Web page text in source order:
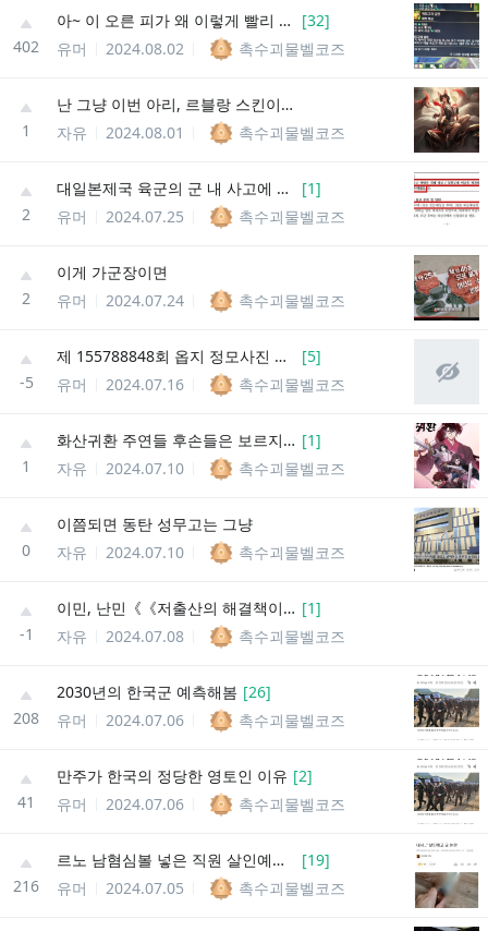
402
아~ 이 오른 피가 왜 이렇게 빨리 차나요~ [32]
유머
2024.08.02 촉수괴물벨코즈
1
난 그냥 이번 아리, 르블랑 스킨이 페이커 우승스킨이라 생각하기로 했음
자유
2024.08.01 촉수괴물벨코즈
2
대일본제국 육군의 군 내 사고에 대한 답변 번역본 떴다 ㄷㄷ [1]
유머
2024.07.25 촉수괴물벨코즈
2
이게 가군장이면
유머
2024.07.24 촉수괴물벨코즈
-5
제 155788848회 옵지 정모사진 올려봅니다~^^ [5]
유머
2024.07.16 촉수괴물벨코즈
1
화산귀환 주연들 후손들은 보르지긴 가문한테 죽냐 아이신기오로 가문한테 죽냐?? [1]
자유
2024.07.10 촉수괴물벨코즈
0
이쯤되면 동탄 성무고는 그냥
자유
2024.07.10 촉수괴물벨코즈
-1
이민, 난민《《저출산의 해결책이 될 수 없음 [1]
자유
2024.07.08 촉수괴물벨코즈
208
2030년의 한국군 예측해봄 [26]
유머
2024.07.06 촉수괴물벨코즈
41
만주가 한국의 정당한 영토인 이유 [2]
유머
2024.07.06 촉수괴물벨코즈
216
르노 남혐심볼 넣은 직원 살인예고글 떴다 ㄷㄷ [19]
유머
2024.07.05 촉수괴물벨코즈